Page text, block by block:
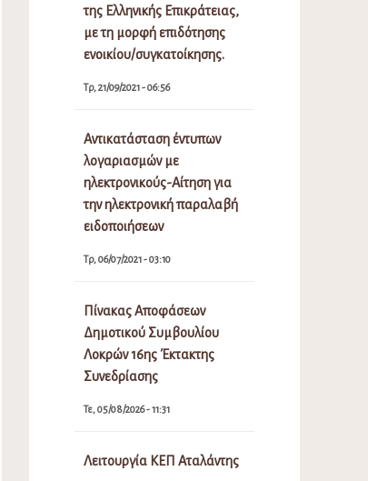
της Ελληνικής Επικράτειας,
με τη μορφή επιδότησης
ενοικίου/συγκατοίκησης.
Τρ, 21/09/2021 - 06:56
Αντικατάσταση έντυπων
λογαριασμών με
ηλεκτρονικούς-Αίτηση για
την ηλεκτρονική παραλαβή
ειδοποιήσεων
Τρ, 06/07/2021 - 03:10
Πίνακας Αποφάσεων
Δημοτικού Συμβουλίου
Λοκρών 16ης Έκτακτης
Συνεδρίασης
Τε, 05/08/2026 - 11:31
Λειτουργία ΚΕΠ Αταλάντης